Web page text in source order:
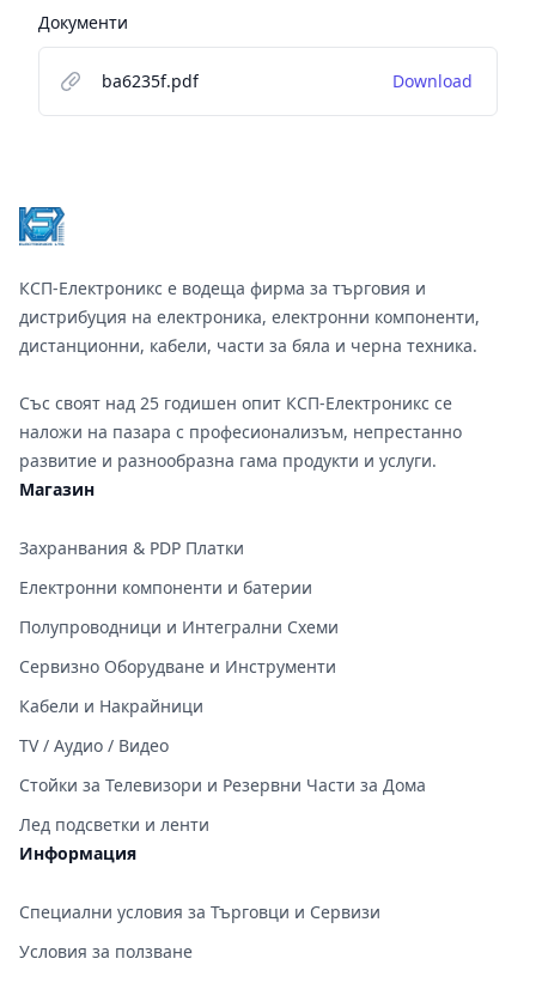
Документи
ba6235f.pdf Download
КСП-Електроникс е водеща фирма за търговия и
дистрибуция на електроника, електронни компоненти,
дистанционни, кабели, части за бяла и черна техника.
Със своят над 25 годишен опит КСП-Електроникс се
наложи на пазара с професионализъм, непрестанно
развитие и разнообразна гама продукти и услуги.
Магазин
Захранвания & PDP Платки
Електронни компоненти и батерии
Полупроводници и Интегрални Схеми
Сервизно Оборудване и Инструменти
Кабели и Накрайници
TV / Аудио / Видео
Стойки за Телевизори и Резервни Части за Дома
Лед подсветки и ленти
Информация
Специални условия за Търговци и Сервизи
Условия за ползване